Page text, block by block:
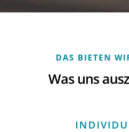
DAS BIETEN
Was uns